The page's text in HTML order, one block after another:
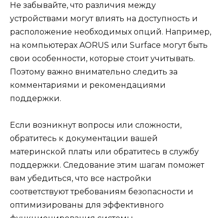
Не забывайте, что различия между
устройствами могут влиять на доступность и
расположение необходимых опций. Например,
на компьютерах AORUS или Surface могут быть
свои особенности, которые стоит учитывать.
Поэтому важно внимательно следить за
комментариями и рекомендациями
поддержки.
Если возникнут вопросы или сложности,
обратитесь к документации вашей
материнской платы или обратитесь в службу
поддержки. Следование этим шагам поможет
вам убедиться, что все настройки
соответствуют требованиям безопасности и
оптимизированы для эффективного